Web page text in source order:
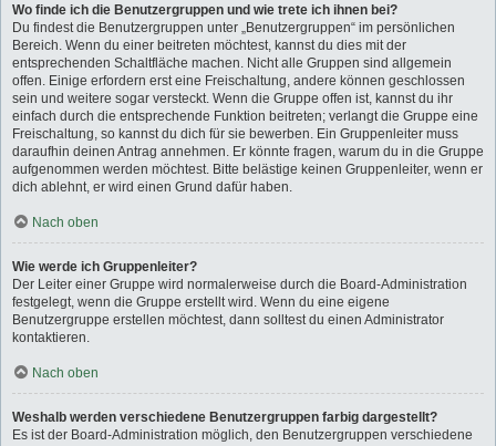
Wo finde ich die Benutzergruppen und wie trete ich ihnen bei?
Du findest die Benutzergruppen unter „Benutzergruppen“ im persönlichen
Bereich. Wenn du einer beitreten möchtest, kannst du dies mit der
entsprechenden Schaltfläche machen. Nicht alle Gruppen sind allgemein
offen. Einige erfordern erst eine Freischaltung, andere können geschlossen
sein und weitere sogar versteckt. Wenn die Gruppe offen ist, kannst du ihr
einfach durch die entsprechende Funktion beitreten; verlangt die Gruppe eine
Freischaltung, so kannst du dich für sie bewerben. Ein Gruppenleiter muss
daraufhin deinen Antrag annehmen. Er könnte fragen, warum du in die Gruppe
aufgenommen werden möchtest. Bitte belästige keinen Gruppenleiter, wenn er
dich ablehnt, er wird einen Grund dafür haben.
Nach oben
Wie werde ich Gruppenleiter?
Der Leiter einer Gruppe wird normalerweise durch die Board-Administration
festgelegt, wenn die Gruppe erstellt wird. Wenn du eine eigene
Benutzergruppe erstellen möchtest, dann solltest du einen Administrator
kontaktieren.
Nach oben
Weshalb werden verschiedene Benutzergruppen farbig dargestellt?
Es ist der Board-Administration möglich, den Benutzergruppen verschiedene